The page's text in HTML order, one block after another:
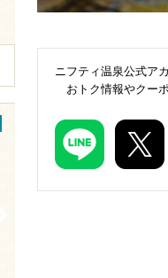
ニフティ温泉公式ア
おトク情報やクー